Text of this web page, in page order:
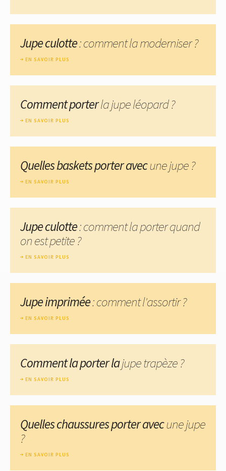
Jupe culotte: comment la moderniser ?
EN SAVOIR PLUS
Comment porterla jupe léopard ?
EN SAVOIR PLUS
Quelles baskets porter avecune jupe ?
EN SAVOIR PLUS
Jupe culotte: comment la porter quand
on est petite ?
EN SAVOIR PLUS
Jupe imprimée: comment l'assortir ?
EN SAVOIR PLUS
Comment la porter lajupe trapèze ?
EN SAVOIR PLUS
Quelles chaussures porter avecune jupe
?
EN SAVOIR PLUS